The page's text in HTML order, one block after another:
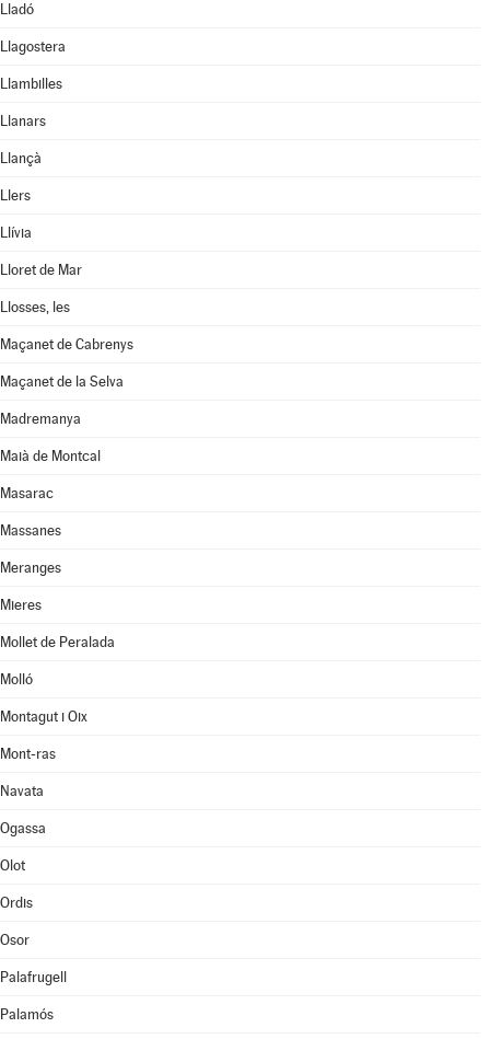
Lladó
Llagostera
Llambilles
Llanars
Llançà
Llers
Llívia
Lloret de Mar
Llosses, les
Maçanet de Cabrenys
Maçanet de la Selva
Madremanya
Maià de Montcal
Masarac
Massanes
Meranges
Mieres
Mollet de Peralada
Molló
Montagut i Oix
Mont-ras
Navata
Ogassa
Olot
Ordis
Osor
Palafrugell
Palamós